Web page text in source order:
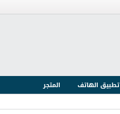
تطبيق الهاتف
المتجر